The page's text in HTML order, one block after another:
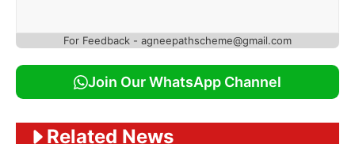
For Feedback - agneepathscheme@gmail.com
Join Our WhatsApp Channel
Related News